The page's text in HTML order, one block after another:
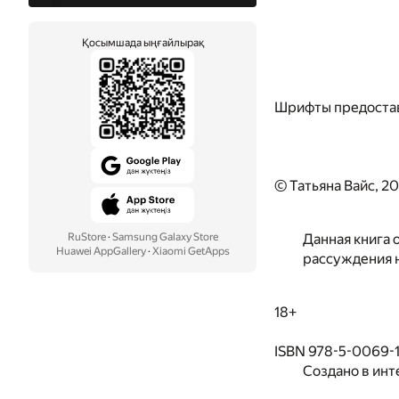
Қосымшада ыңғайлырақ
RuStore· Samsung Galaxy Store
Huawei AppGallery· Xiaomi GetApps
Шрифты
© Татьяна Вайс,
Данная книга
рассуждения
18+
ISBN 978-5-0069-
Создано в